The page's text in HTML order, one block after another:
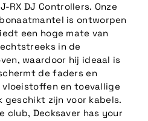
RX DJ Controllers. Onze
is ontworpen
een hoge mate van
in de
waardoor hij ideaal is
de faders en
en toevallige
geschikt zijn voor kabels.
club, Decksaver has your